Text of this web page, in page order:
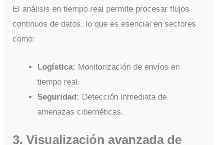
El análisis en tiempo real permite procesar flujos
continuos de datos, lo que es esencial en sectores
como:
Logística: Monitorización de envíos en
tiempo real.
Seguridad: Detección inmediata de
amenazas cibernéticas.
3. Visualización avanzada de